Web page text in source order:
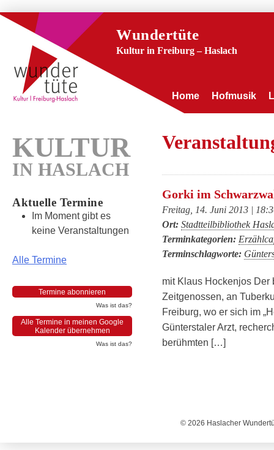
Wundertüte
Kultur in Freiburg – Haslach
Home Hofmusik
Gorki im
Freitag, 14. Juni 2013 |
Ort: Stadtteilbibliothek
Terminkategorien:
Terminschlagworte:
mit Klaus Hockenjos Der
Zeitgenossen, an
Freiburg, wo er sich im
Günterstaler Arzt,
berühmten […]
KULTUR
IN HASLACH
Aktuelle Termine
Im Moment gibt es
keine Veranstaltungen
Alle Termine
Termine abonnieren
Was ist das?
Alle Termine in meinen Google
Kalender übernehmen
Was ist das?
© 2026 Haslacher